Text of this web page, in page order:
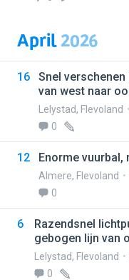
April2026
16
Snel
van west naar
Lelystad, Flevoland
0
12 Enorme
Almere, Flevoland
0
6
Razendsnel
gebogen lijn van
Lelystad, Flevoland
0